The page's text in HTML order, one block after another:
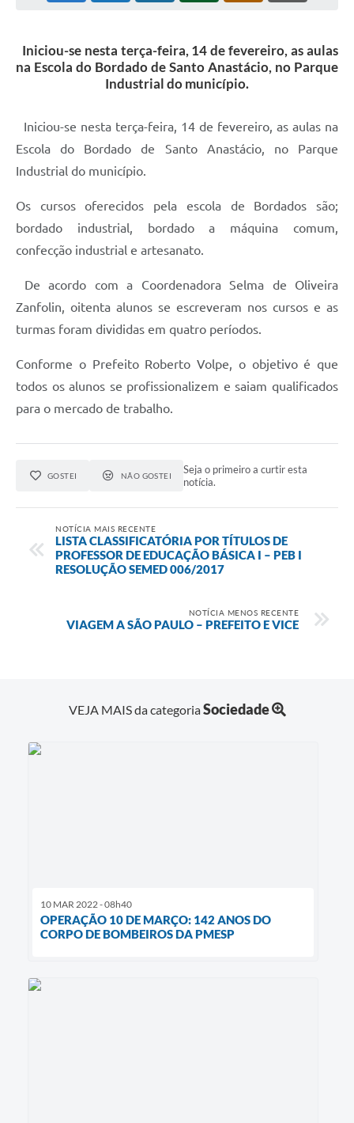
Iniciou-se nesta terça-feira, 14 de fevereiro, as aulas
na Escola do Bordado de Santo Anastácio, no Parque
Industrial do município.
Iniciou-se nesta terça-feira, 14 de fevereiro, as aulas na
Escola do Bordado de Santo Anastácio, no Parque
Industrial do município.
Os cursos oferecidos pela escola de Bordados são;
bordado industrial, bordado a máquina comum,
confecção industrial e artesanato.
De acordo com a Coordenadora Selma de Oliveira
Zanfolin, oitenta alunos se escreveram nos cursos e as
turmas foram divididas em quatro períodos.
Conforme o Prefeito Roberto Volpe, o objetivo é que
todos os alunos se profissionalizem e saiam qualificados
para o mercado de trabalho.
GOSTEI NÃO GOSTEI
Seja o primeiro a curtir esta
notícia.
NOTÍCIA MAIS RECENTE
LISTA CLASSIFICATÓRIA POR TÍTULOS DE
PROFESSOR DE EDUCAÇÃO BÁSICA I – PEB I
RESOLUÇÃO SEMED 006/2017
NOTÍCIA MENOS RECENTE
VIAGEM A SÃO PAULO – PREFEITO E VICE
VEJA MAIS da categoriaSociedade
10 MAR 2022 - 08h40
OPERAÇÃO 10 DE MARÇO: 142 ANOS DO
CORPO DE BOMBEIROS DA PMESP